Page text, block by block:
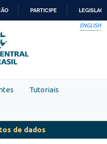
PARTICIPE
ENGLISH
Tutoriais
de dados